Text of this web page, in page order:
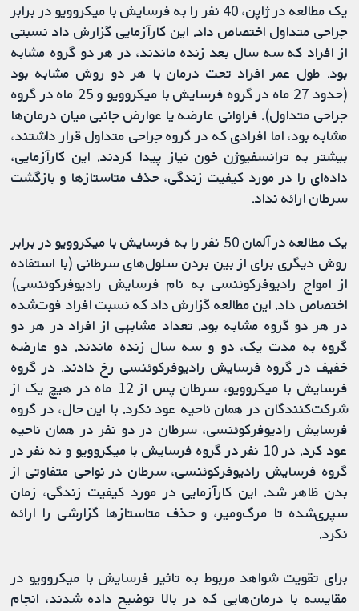
یک مطالعه در ژاپن، 40 نفر را به فرسایش با میکروویو در برابر
جراحی متداول اختصاص داد. این کارآزمایی گزارش داد نسبتی
از افراد که سه سال بعد زنده ماندند، در هر دو گروه مشابه
بود. طول عمر افراد تحت درمان با هر دو روش مشابه بود
(حدود 27 ماه در گروه فرسایش با میکروویو و 25 ماه در گروه
جراحی متداول). فراوانی عارضه یا عوارض جانبی میان درمان‌ها
مشابه بود، اما افرادی که در گروه جراحی متداول قرار داشتند،
بیشتر به ترانسفیوژن خون نیاز پیدا کردند. این کارآزمایی،
داده‌ای را در مورد کیفیت زندگی، حذف متاستازها و بازگشت
سرطان ارائه نداد.
یک مطالعه در آلمان 50 نفر را به فرسایش با میکروویو در برابر
روش دیگری برای از بین بردن سلول‌های سرطانی (با استفاده
از امواج رادیوفرکوئنسی به نام فرسایش رادیوفرکوئنسی)
اختصاص داد. این مطالعه گزارش داد که نسبت افراد فوت‌شده
در هر دو گروه مشابه بود. تعداد مشابهی از افراد در هر دو
گروه به مدت یک، دو و سه سال زنده ماندند. دو عارضه
خفیف در گروه فرسایش رادیوفرکوئنسی رخ دادند. در گروه
فرسایش با میکروویو، سرطان پس از 12 ماه در هیچ یک از
شرکت‌کنندگان در همان ناحیه عود نکرد. با این حال، در گروه
فرسایش رادیوفرکوئنسی، سرطان در دو نفر در همان ناحیه
عود کرد. در 10 نفر در گروه فرسایش با میکروویو و نه نفر در
گروه فرسایش رادیوفرکوئنسی، سرطان در نواحی متفاوتی از
بدن ظاهر شد. این کارآزمایی در مورد کیفیت زندگی، زمان
سپری‌شده تا مرگ‌ومیر، و حذف متاستازها گزارشی را ارائه
نکرد.
برای تقویت شواهد مربوط به تاثیر فرسایش با میکروویو در
مقایسه با درمان‌هایی که در بالا توضیح داده شدند، انجام